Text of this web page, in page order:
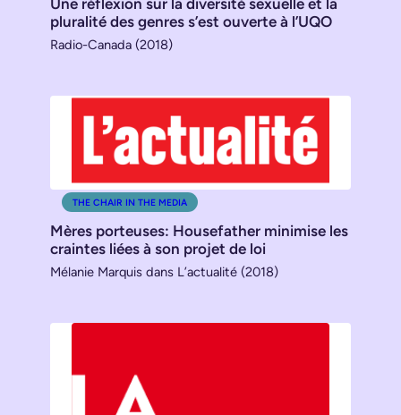
Une réflexion sur la diversité sexuelle et la
pluralité des genres s’est ouverte à l’UQO
Radio-Canada (2018)
THE CHAIR IN THE MEDIA
Mères porteuses: Housefather minimise les
craintes liées à son projet de loi
Mélanie Marquis dans L’actualité (2018)